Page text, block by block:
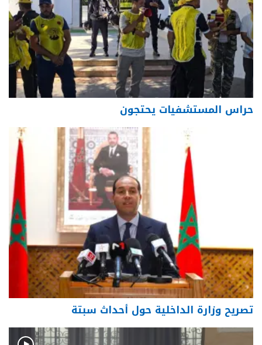
حراس المستشفيات يحتجون
تصريح وزارة الداخلية حول أحداث سبتة